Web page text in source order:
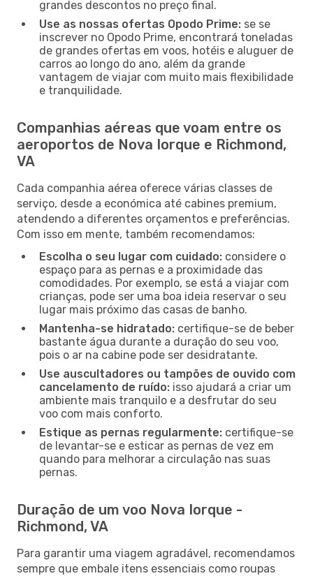
grandes descontos no preço final.
Use as nossas ofertas Opodo Prime: se se
inscrever no Opodo Prime, encontrará toneladas
de grandes ofertas em voos, hotéis e aluguer de
carros ao longo do ano, além da grande
vantagem de viajar com muito mais flexibilidade
e tranquilidade.
Companhias aéreas que voam entre os
aeroportos de Nova Iorque e Richmond,
VA
Cada companhia aérea oferece várias classes de
serviço, desde a económica até cabines premium,
atendendo a diferentes orçamentos e preferências.
Com isso em mente, também recomendamos:
Escolha o seu lugar com cuidado: considere o
espaço para as pernas e a proximidade das
comodidades. Por exemplo, se está a viajar com
crianças, pode ser uma boa ideia reservar o seu
lugar mais próximo das casas de banho.
Mantenha-se hidratado: certifique-se de beber
bastante água durante a duração do seu voo,
pois o ar na cabine pode ser desidratante.
Use auscultadores ou tampões de ouvido com
cancelamento de ruído: isso ajudará a criar um
ambiente mais tranquilo e a desfrutar do seu
voo com mais conforto.
Estique as pernas regularmente: certifique-se
de levantar-se e esticar as pernas de vez em
quando para melhorar a circulação nas suas
pernas.
Duração de um voo Nova Iorque -
Richmond, VA
Para garantir uma viagem agradável, recomendamos
sempre que embale itens essenciais como roupas